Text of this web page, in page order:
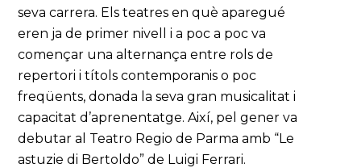
seva carrera. Els teatres en què aparegué
eren ja de primer nivell i a poc a poc va
començar una alternança entre rols de
repertori i títols contemporanis o poc
freqüents, donada la seva gran musicalitat i
capacitat d’aprenentatge. Així, pel gener va
debutar al Teatro Regio de Parma amb “Le
astuzie di Bertoldo” de Luigi Ferrari.